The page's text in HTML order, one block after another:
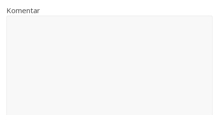
Komentar